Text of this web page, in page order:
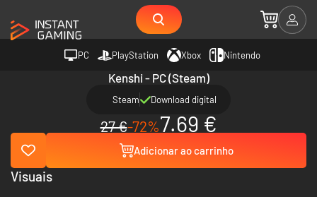
PC PlayStation Xbox Nintendo
Kenshi - PC (Steam)
Steam Download digital
27 €-72%7.69 €
Adicionar ao carrinho
Visuais